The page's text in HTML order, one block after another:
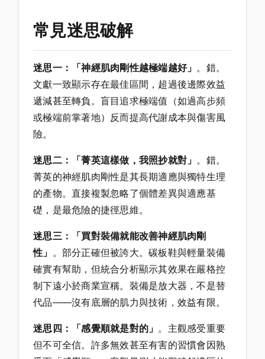
常見迷思破解
迷思一：「神經肌肉剛性越極端越好」 。錯。
文獻一致顯示存在最佳區間，超過後邊際效益
遞減甚至轉負。盲目追求極端值（如過高步頻
或極端前掌著地）反而提高代謝成本與傷害風
險。
迷思二：「菁英這樣做，我照抄就對」 。錯。
菁英的神經肌肉剛性是其長期適應與獨特生理
的產物。直接複製忽略了個體差異與適應基
礎，是最危險的捷徑思維。
迷思三：「買對裝備就能改善神經肌肉剛
性」 。部分正確但被誇大。碳板鞋與輕量裝備
確實有幫助，但統合分析顯示其效果在嚴格控
制下遠小於商業宣稱。裝備是放大器，不是替
代品——沒有底層的肌力與技術，效益有限。
迷思四：「感覺順就是對的」 。主觀感受重要
但不可全信。許多無效甚至有害的習慣會因熟